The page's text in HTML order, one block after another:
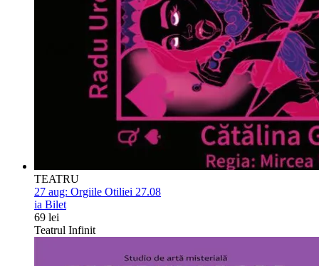
TEATRU
27 aug: Orgiile Otiliei 27.08
ia Bilet
69 lei
Teatrul Infinit